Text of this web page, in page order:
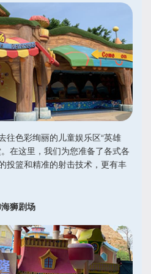
往色彩绚丽的儿童娱乐区“英雄
在这里，我们为您准备了各式各
投篮和精准的射击技术，更有丰
狮剧场